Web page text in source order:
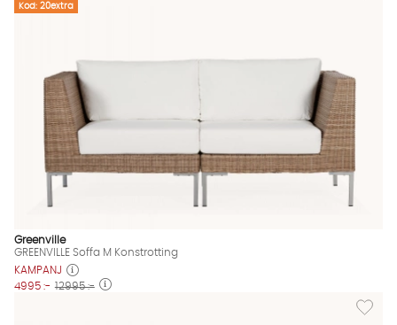
Kod: 20extra
Greenville
GREENVILLE Soffa M Konstrotting
KAMPANJ
4995 :- 12995 :-
Lägg